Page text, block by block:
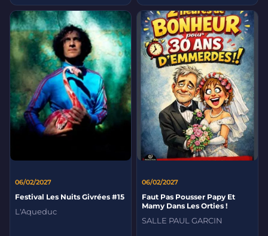
06/02/2027
Festival Les Nuits Givrées #15
L'Aqueduc
06/02/2027
Faut Pas Pousser Papy Et
Mamy Dans Les Orties !
SALLE PAUL GARCIN